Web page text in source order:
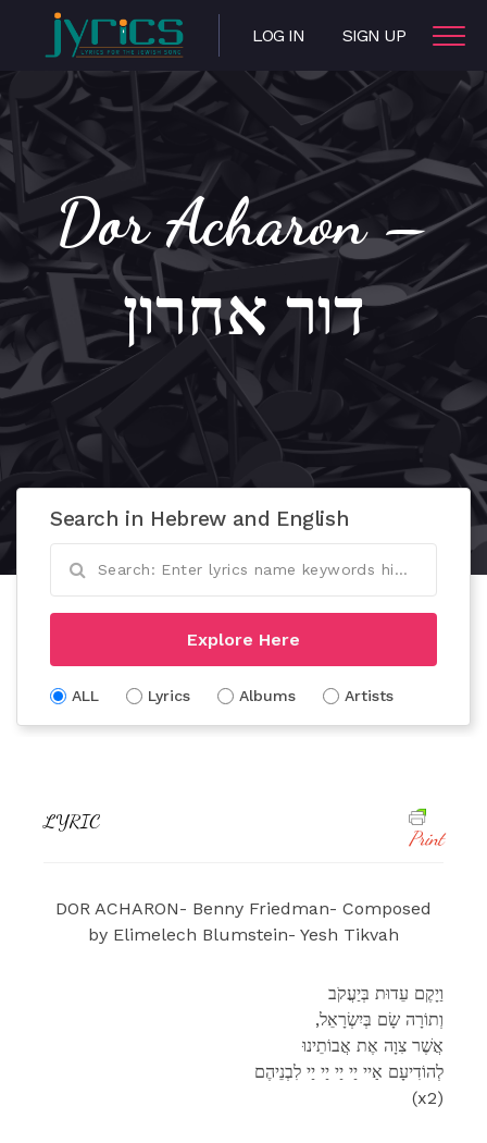
LOG IN SIGN UP
Dor Acharon –
דור אחרון
Search in Hebrew and English
Explore Here
ALL Lyrics Albums Artists
LYRIC
Print
DOR ACHARON- Benny Friedman- Composed
by Elimelech Blumstein- Yesh Tikvah
וַיָקֶם עֵדוּת בְּיַעֲקֹב
,וְתוֹרָה שָׂם בְּיִשְׂרָאֵל
אֲשֶׁר צִוָה אֶת אֲבוֹתֵינוּ
לְהוֹדִיעָם אַיי יַי יַי יַי יַי לִבְנֵיהֶם
(x2)